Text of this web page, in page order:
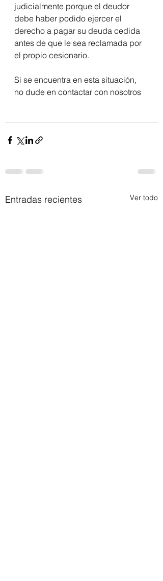
judicialmente porque el deudor
debe haber podido ejercer el
derecho a pagar su deuda cedida
antes de que le sea reclamada por
el propio cesionario.
Si se encuentra en esta situación,
no dude en contactar con nosotros
Entradas recientes Ver todo